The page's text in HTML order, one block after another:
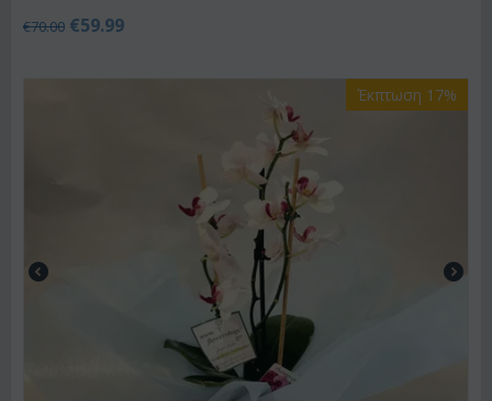
€70.00 €59.99
Έκπτωση 17%